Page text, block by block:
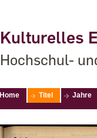
Kulturelles
Hochschul-
Home Titel Jahre